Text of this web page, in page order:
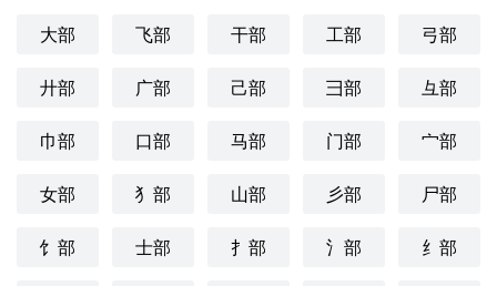
大部 飞部 干部 工部 弓部
廾部 广部 己部 彐部 彑部
巾部 口部 马部 门部 宀部
女部 犭部 山部 彡部 尸部
饣部 士部 扌部 氵部 纟部